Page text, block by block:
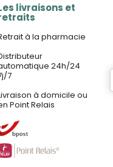
livraisons et
à la pharmacie
24h/24
7
à domicile ou
Point Relais